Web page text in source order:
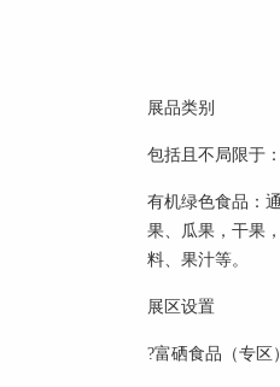
展品类别
包括且不局限于：
有机绿色食品：
果、瓜果，干果
料、果汁等。
展区设置
?富硒食品（专区